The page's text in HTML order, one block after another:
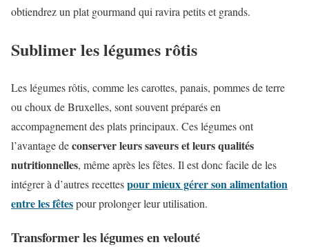
obtiendrez un plat gourmand qui ravira petits et grands.
Sublimer les légumes rôtis
Les légumes rôtis, comme les carottes, panais, pommes de terre
ou choux de Bruxelles, sont souvent préparés en
accompagnement des plats principaux. Ces légumes ont
l’avantage deconserver leurs saveurs et leurs qualités
nutritionnelles, même après les fêtes. Il est donc facile de les
intégrer à d’autres recettespour mieux gérer son alimentation
entre les fêtespour prolonger leur utilisation.
Transformer les légumes en velouté